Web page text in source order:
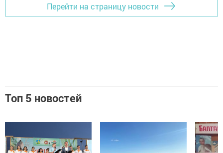
Перейти на страницу новости
Топ 5 новостей